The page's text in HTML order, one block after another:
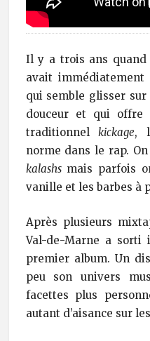
Il y a trois ans quand
avait
qui semble glisser sur
douceur et qui offre
traditionnelkickage,
norme dans le rap.
kalashsmais parfois
vanille et les barbes à
Après plusieurs
Val-de-Marne a sorti
premier album. Un
peu son univers
facettes plus
autant d’aisance sur